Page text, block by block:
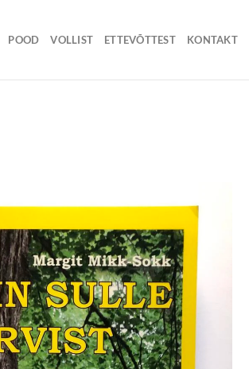
POOD VOLLIST ETTEVÕTTEST KONTAKT